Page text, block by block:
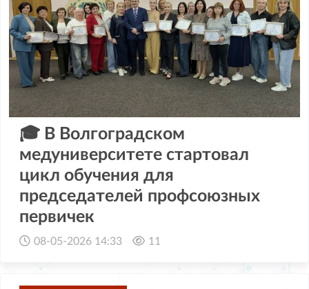
🎓 В Волгоградском
медуниверситете стартовал
цикл обучения для
председателей профсоюзных
первичек
08-05-2026 14:33 11